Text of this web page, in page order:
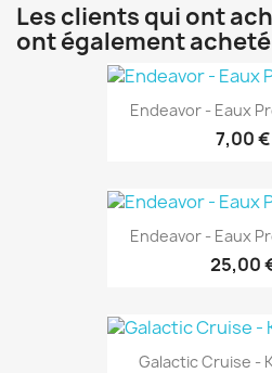
Les clients qui ont
ont également acheté
Endeavor - Eaux
7,00 €
Endeavor - Eaux
25,00
Galactic Cruise -